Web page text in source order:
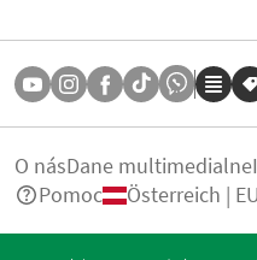
O násDane multimedialne
Pomoc
Österreich |